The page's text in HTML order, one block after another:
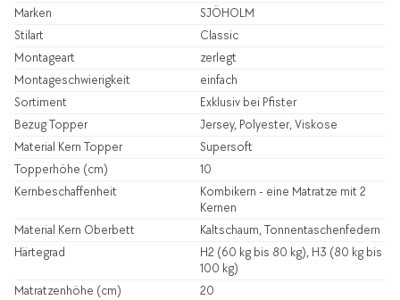
Marken
SJÖHOLM
Stilart
Classic
Montageart
zerlegt
Montageschwierigkeit
einfach
Sortiment
Exklusiv bei Pfister
Bezug Topper
Jersey, Polyester, Viskose
Material Kern Topper
Supersoft
Topperhöhe (cm)
10
Kernbeschaffenheit
Kombikern - eine Matratze mit 2
Kernen
Material Kern Oberbett
Kaltschaum, Tonnentaschenfedern
Härtegrad
H2 (60 kg bis 80 kg), H3 (80 kg bis
100 kg)
Matratzenhöhe (cm)
20